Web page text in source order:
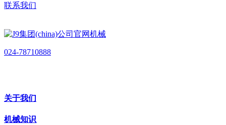
联系我们
024-78710888
关于我们
机械知识